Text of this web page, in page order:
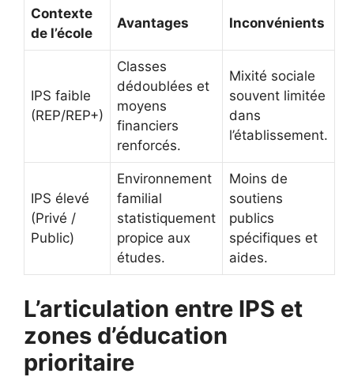
Contexte
de l’école
Avantages Inconvénients
IPS faible
(REP/REP+)
Classes
dédoublées et
moyens
financiers
renforcés.
Mixité sociale
souvent limitée
dans
l’établissement.
IPS élevé
(Privé /
Public)
Environnement
familial
statistiquement
propice aux
études.
Moins de
soutiens
publics
spécifiques et
aides.
L’articulation entre IPS et
zones d’éducation
prioritaire